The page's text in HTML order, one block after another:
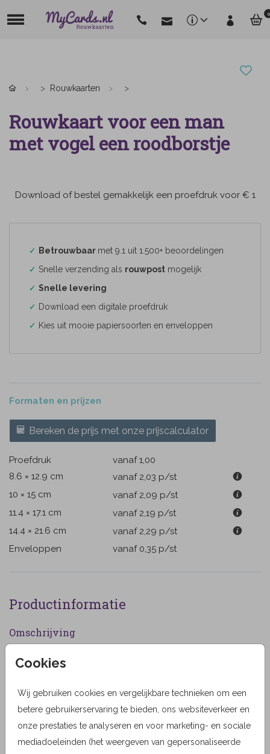
0
Cookies
Wij gebruiken cookies en vergelijkbare technieken om een
betere gebruikerservaring te bieden, ons websiteverkeer en
onze prestaties te analyseren en voor marketing- en sociale
mediadoeleinden (het weergeven van gepersonaliseerde
Rouwkaarten
Rouwkaart voor een man
met vogel een roodborstje
Download of bestel gemakkelijk een proefdruk voor € 1
✓ Betrouwbaar met 9.1 uit 1.500+ beoordelingen
✓ Snelle verzending als rouwpost mogelijk
✓ Snelle levering
✓ Download een digitale proefdruk
✓ Kies uit mooie papiersoorten en enveloppen
Formaten en prijzen
Bereken de prijs met onze prijscalculator
Proefdruk
vanaf 1,00
8.6 × 12.9 cm
vanaf 2,03 p/st
10 × 15 cm
vanaf 2,09 p/st
11.4 × 17.1 cm
vanaf 2,19 p/st
14.4 × 21.6 cm
vanaf 2,29 p/st
Enveloppen
vanaf 0,35 p/st
Productinformatie
Omschrijving
getekend roodborstje. (1110)
Designer
Alma Langerak
Collectie